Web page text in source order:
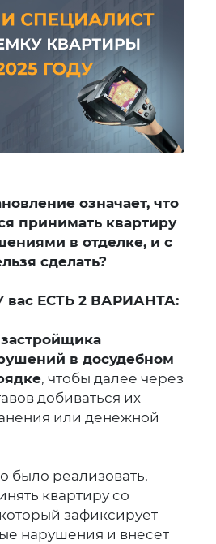
означает, что
принимать квартиру
в отделке, и с
сделать?
вас ЕСТЬ 2 ВАРИАНТА:
застройщика
в досудебном
, чтобы далее через
добиваться их
или денежной
было реализовать,
квартиру со
зафиксирует
нарушения и внесет